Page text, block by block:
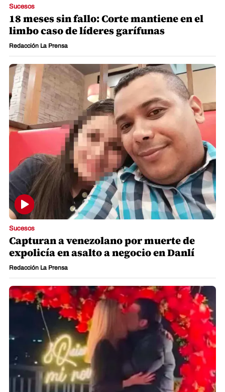
Sucesos
18 meses sin fallo: Corte mantiene en el
limbo caso de líderes garífunas
Redacción La Prensa
Sucesos
Capturan a venezolano por muerte de
expolicía en asalto a negocio en Danlí
Redacción La Prensa